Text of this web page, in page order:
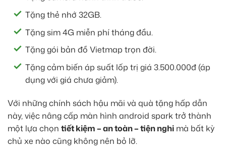
Tặng thẻ nhớ 32GB.
Tặng sim 4G miễn phí tháng đầu.
Tặng gói bản đồ Vietmap trọn đời.
Tặng cảm biến áp suất lốp trị giá 3.500.000đ (áp
dụng với giá chưa giảm).
Với những chính sách hậu mãi và quà tặng hấp dẫn
này, việc nâng cấp màn hình android spark trở thành
một lựa chọn tiết kiệm – an toàn – tiện nghi mà bất kỳ
chủ xe nào cũng không nên bỏ lỡ.